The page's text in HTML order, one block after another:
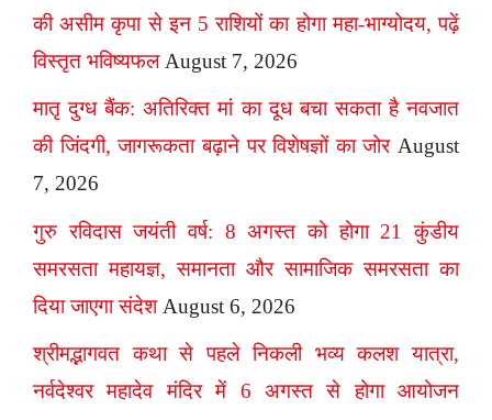
की असीम कृपा से इन 5 राशियों का होगा महा-भाग्योदय, पढ़ें
विस्तृत भविष्यफल August 7, 2026
मातृ दुग्ध बैंक: अतिरिक्त मां का दूध बचा सकता है नवजात
की जिंदगी, जागरूकता बढ़ाने पर विशेषज्ञों का जोर August
7, 2026
गुरु रविदास जयंती वर्ष: 8 अगस्त को होगा 21 कुंडीय
समरसता महायज्ञ, समानता और सामाजिक समरसता का
दिया जाएगा संदेश August 6, 2026
श्रीमद्भागवत कथा से पहले निकली भव्य कलश यात्रा,
नर्वदेश्वर महादेव मंदिर में 6 अगस्त से होगा आयोजन